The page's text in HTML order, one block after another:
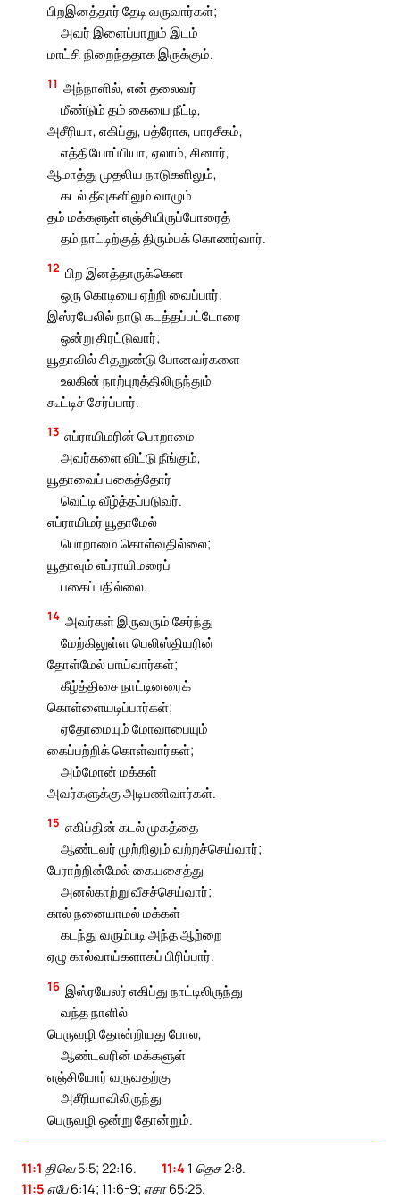
பிறஇனத்தார் தேடி வருவார்கள்;
அவர் இளைப்பாறும் இடம்
மாட்சி நிறைந்ததாக இருக்கும்.
11 அந்நாளில், என் தலைவர்
மீண்டும் தம் கையை நீட்டி,
அசீரியா, எகிப்து, பத்ரோசு, பாரசீகம்,
எத்தியோப்பியா, ஏலாம், சினார்,
ஆமாத்து முதலிய நாடுகளிலும்,
கடல் தீவுகளிலும் வாழும்
தம் மக்களுள் எஞ்சியிருப்போரைத்
தம் நாட்டிற்குத் திரும்பக் கொணர்வார்.
12 பிற இனத்தாருக்கென
ஒரு கொடியை ஏற்றி வைப்பார்;
இஸ்ரயேலில் நாடு கடத்தப்பட்டோரை
ஒன்று திரட்டுவார்;
யூதாவில் சிதறுண்டு போனவர்களை
உலகின் நாற்புறத்திலிருந்தும்
கூட்டிச் சேர்ப்பார்.
13 எப்ராயிமரின் பொறாமை
அவர்களை விட்டு நீங்கும்,
யூதாவைப் பகைத்தோர்
வெட்டி வீழ்த்தப்படுவர்.
எப்ராயிமர் யூதாமேல்
பொறாமை கொள்வதில்லை;
யூதாவும் எப்ராயிமரைப்
பகைப்பதில்லை.
14 அவர்கள் இருவரும் சேர்ந்து
மேற்கிலுள்ள பெலிஸ்தியரின்
தோள்மேல் பாய்வார்கள்;
கீழ்த்திசை நாட்டினரைக்
கொள்ளையடிப்பார்கள்;
ஏதோமையும் மோவாபையும்
கைப்பற்றிக் கொள்வார்கள்;
அம்மோன் மக்கள்
அவர்களுக்கு அடிபணிவார்கள்.
15 எகிப்தின் கடல் முகத்தை
ஆண்டவர் முற்றிலும் வற்றச்செய்வார்;
பேராற்றின்மேல் கையசைத்து
அனல்காற்று வீசச்செய்வார்;
கால் நனையாமல் மக்கள்
கடந்து வரும்படி அந்த ஆற்றை
ஏழு கால்வாய்களாகப் பிரிப்பார்.
16 இஸ்ரயேலர் எகிப்து நாட்டிலிருந்து
வந்த நாளில்
பெருவழி தோன்றியது போல,
ஆண்டவரின் மக்களுள்
எஞ்சியோர் வருவதற்கு
அசீரியாவிலிருந்து
பெருவழி ஒன்று தோன்றும்.
11:1 திவெ 5:5; 22:16. 11:41 தெச 2:8.
11:5 எபே 6:14; 11:6-9; எசா 65:25.